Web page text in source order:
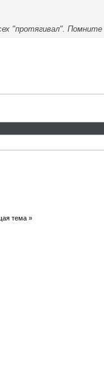
"протягивал".
тема »